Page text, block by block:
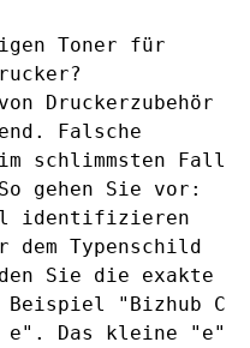
Toner für
Druckerzubehör
Falsche
schlimmsten Fall
gehen Sie vor:
identifizieren
dem Typenschild
Sie die exakte
Beispiel "Bizhub C
e". Das kleine "e"